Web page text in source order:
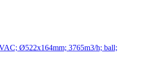
Ø522x164mm; 3765m3/h; ball;